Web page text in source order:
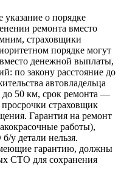
указание о порядке
ремонта вместо
страховщики
порядке могут
денежной выплаты,
по закону расстояние до
автовладельца
до 50 км, срок ремонта —
страховщик
Гарантия на ремонт
работы),
у детали нельзя.
гарантию, должны
СТО для сохранения